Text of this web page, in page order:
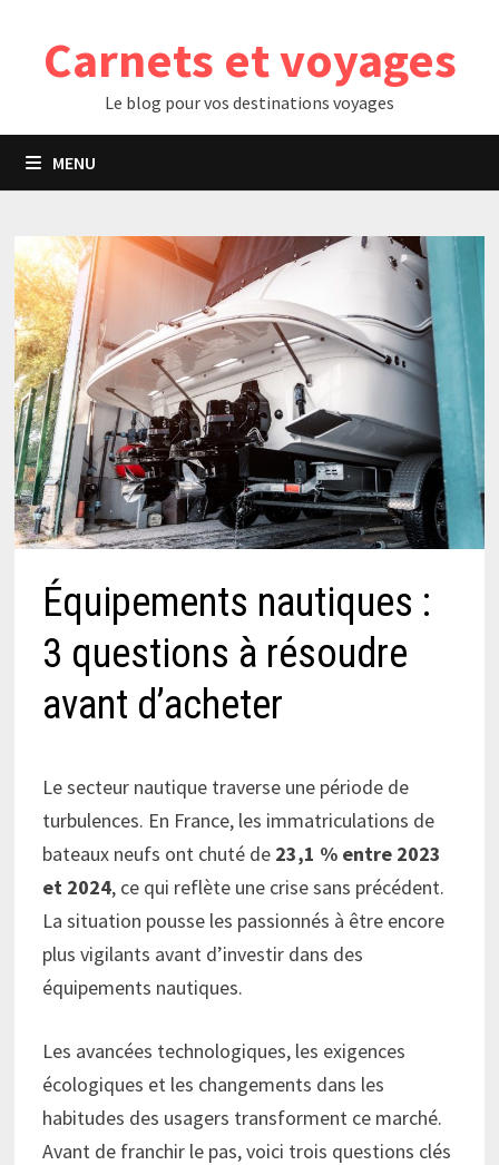
contenuCarnets et voyages
Le blog pour vos destinations voyages
MENU
Équipements nautiques :
3 questions à résoudre
avant d’acheter
Le secteur nautique traverse une période de
turbulences. En France, les immatriculations de
bateaux neufs ont chuté de 23,1 % entre 2023
et 2024, ce qui reflète une crise sans précédent.
La situation pousse les passionnés à être encore
plus vigilants avant d’investir dans des
équipements nautiques.
Les avancées technologiques, les exigences
écologiques et les changements dans les
habitudes des usagers transforment ce marché.
Avant de franchir le pas, voici trois questions clés